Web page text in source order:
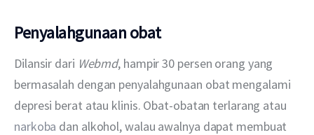
Penyalahgunaan obat
Dilansir dari Webmd, hampir 30 persen orang yang
bermasalah dengan penyalahgunaan obat mengalami
depresi berat atau klinis. Obat-obatan terlarang atau
narkoba dan alkohol, walau awalnya dapat membuat